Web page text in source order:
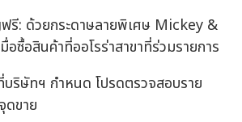
รี: ด้วยกระดาษลายพิเศษ Mickey &
ซื้อสินค้าที่ออโรร่าสาขาที่ร่วมรายการ
บริษัทฯ กำหนด โปรดตรวจสอบราย
ดขาย